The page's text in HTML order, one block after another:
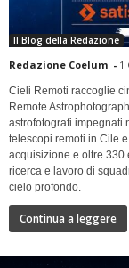
Il Blog della Redazione
Redazione Coelum - 1
Cieli Remoti raccoglie
Remote
astrofotografi impegnati
telescopi remoti in Cile
acquisizione e oltre 330
ricerca e lavoro di
cielo profondo.
Continua a leggere